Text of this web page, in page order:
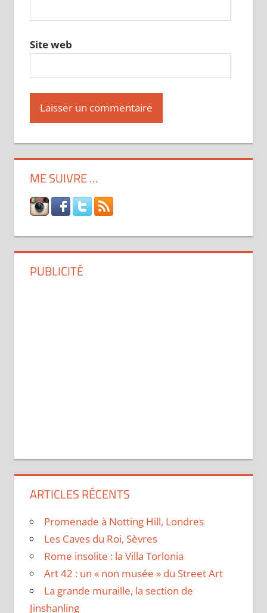
Site web
ME SUIVRE …
PUBLICITÉ
ARTICLES RÉCENTS
Promenade à Notting Hill, Londres
Les Caves du Roi, Sèvres
Rome insolite : la Villa Torlonia
Art 42 : un « non musée » du Street Art
La grande muraille, la section de
Jinshanling